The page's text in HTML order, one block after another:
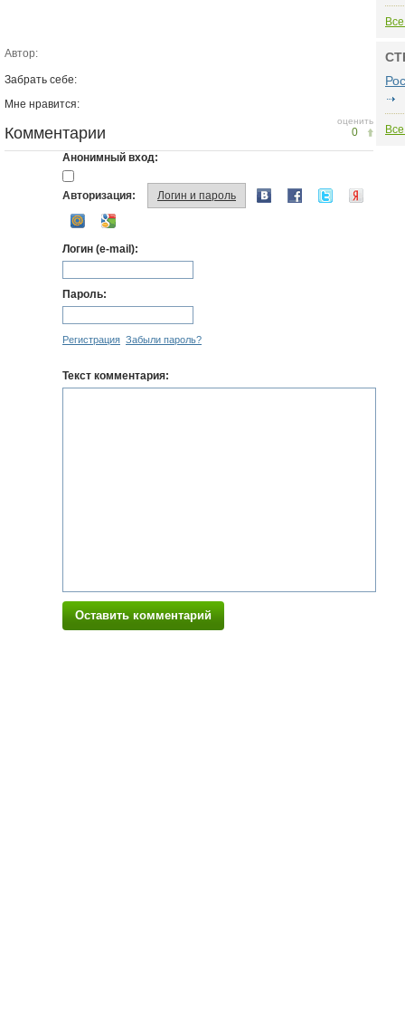
Автор:
Забрать себе:
Мне нравится:
оценить
0
Комментарии
Анонимный вход:
Авторизация: Логин и пароль
Логин (e-mail):
Пароль:
Регистрация Забыли пароль?
Текст комментария:
Оставить комментарий